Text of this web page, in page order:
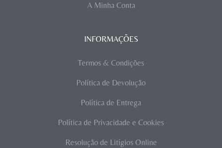
A Minha Conta
INFORMAÇÕES
Termos & Condições
Política de Devolução
Política de Entrega
Política de Privacidade e Cookies
Resolução de Litígios Online